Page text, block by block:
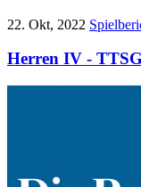
22. Okt, 2022
Herren IV -